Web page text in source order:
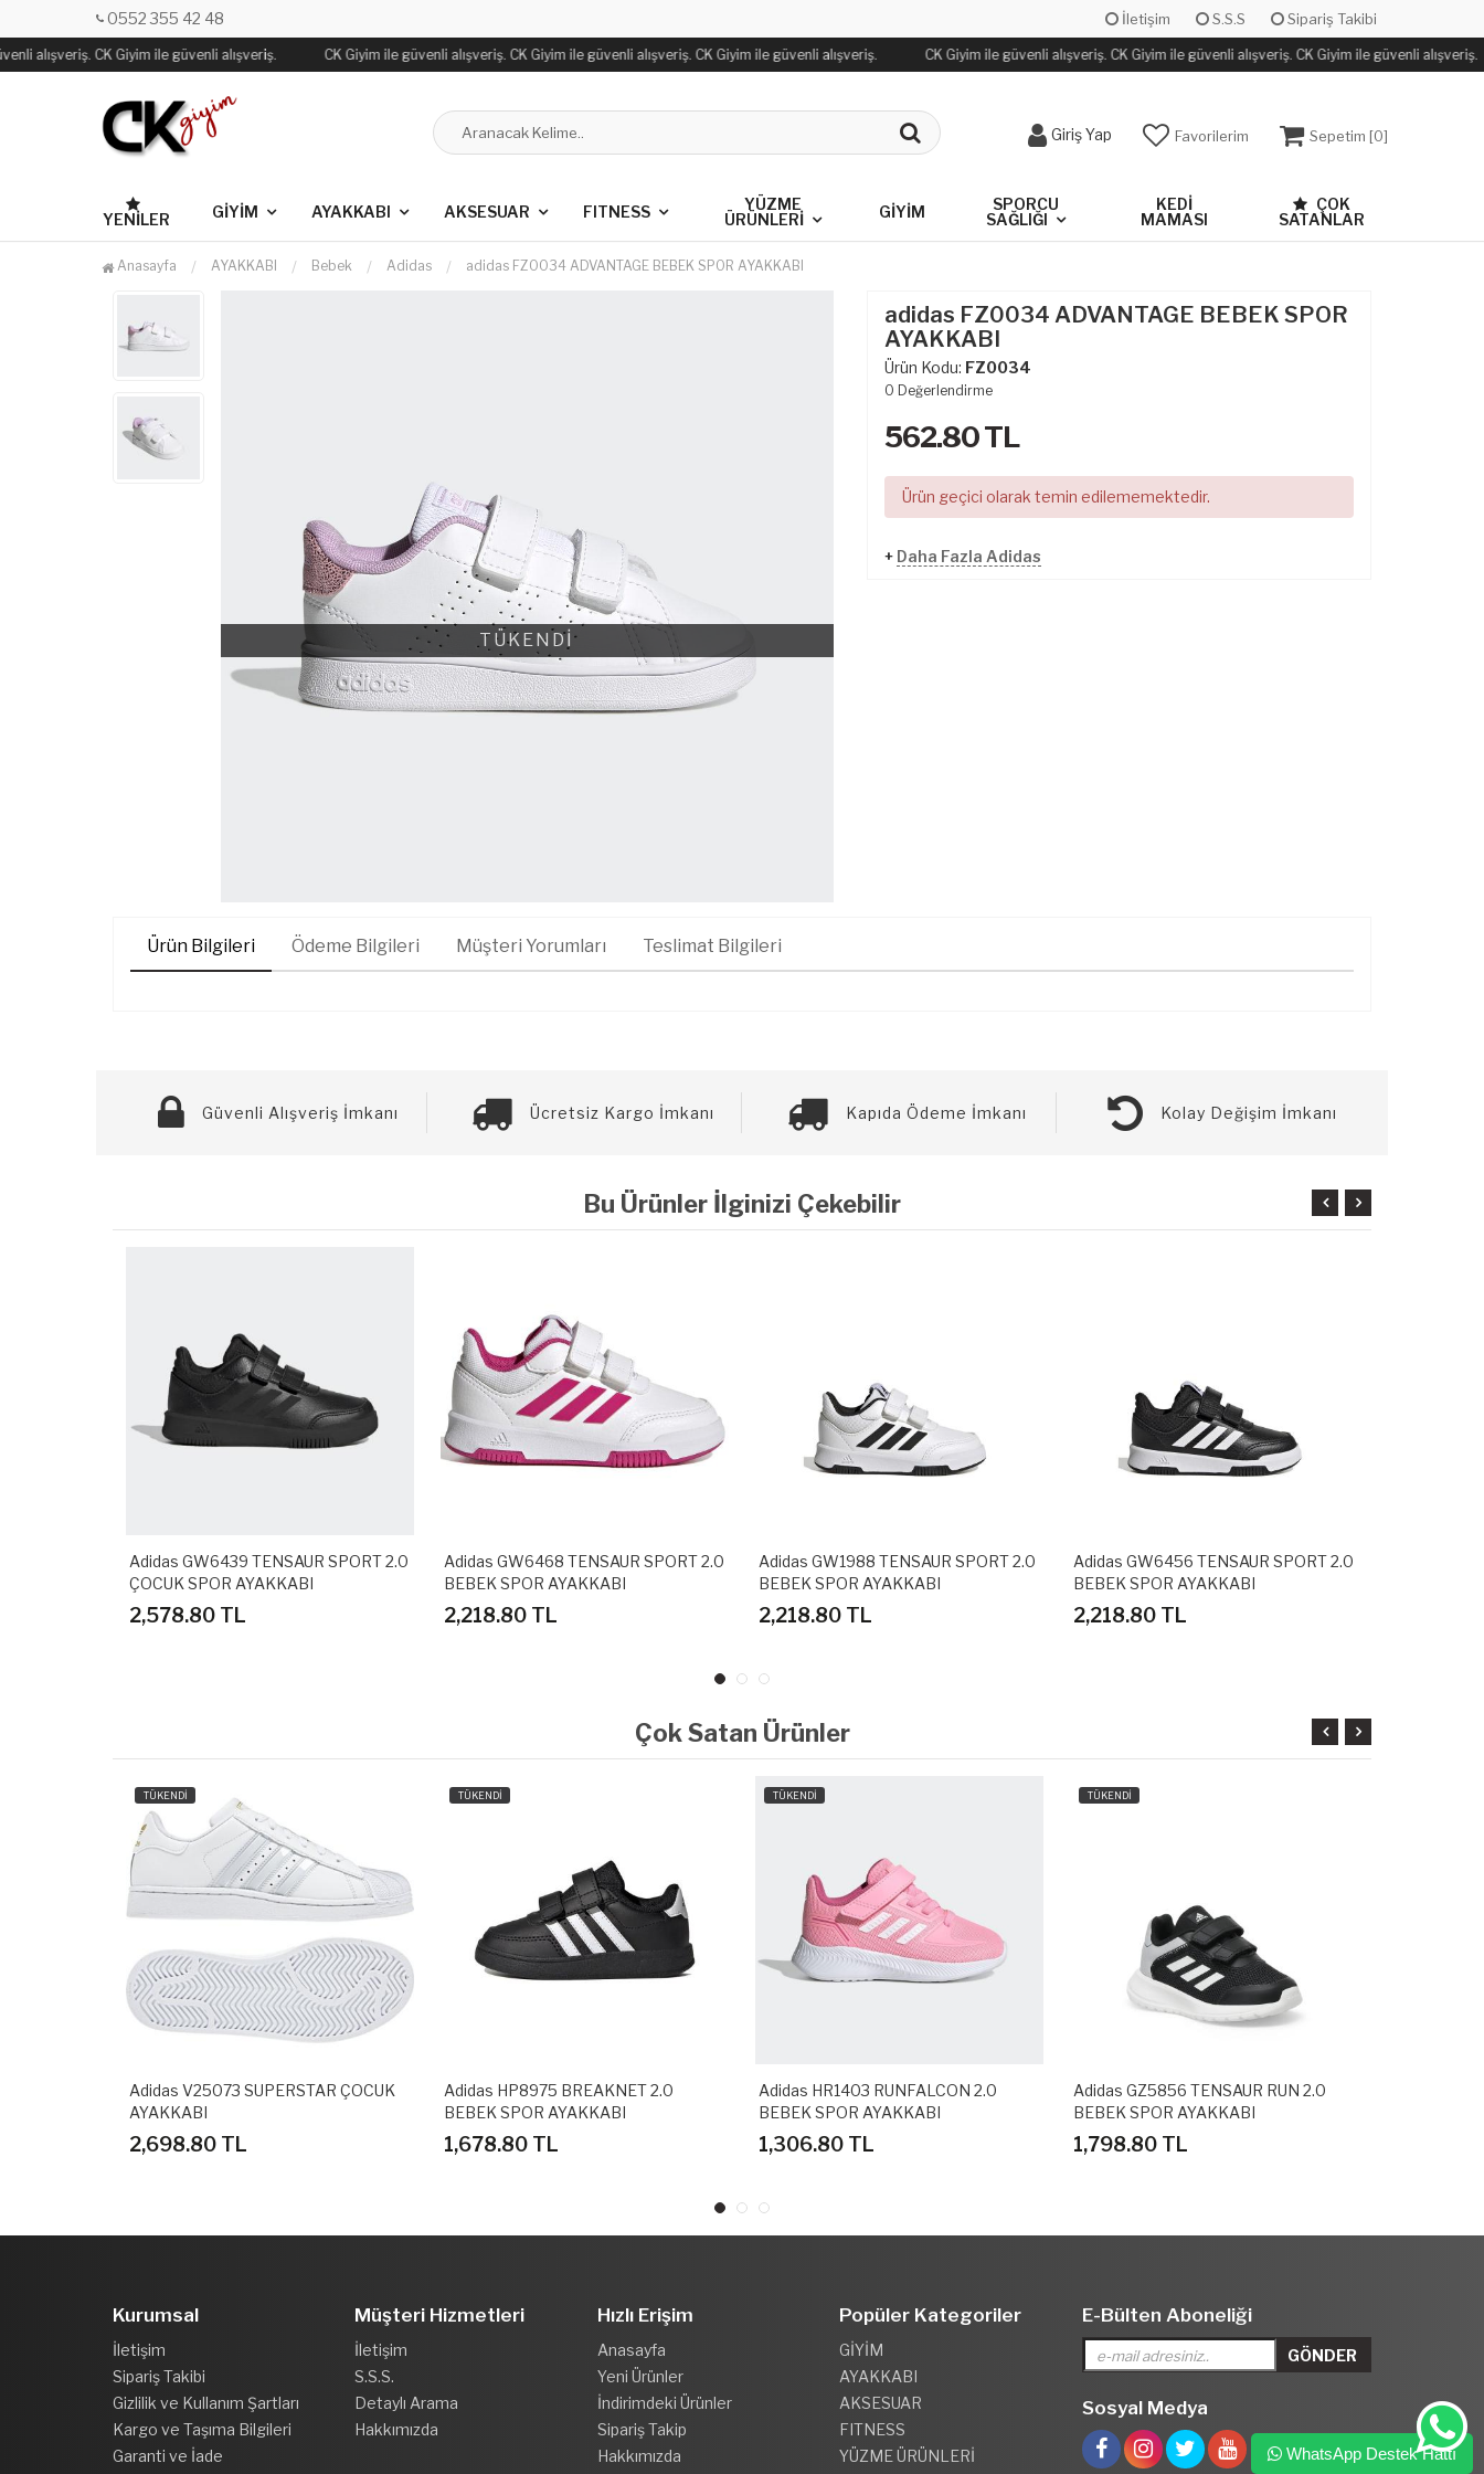
0552 355 42 48 İletişim S.S.S Sipariş Takibi
alışveriş. CK Giyim ile güvenli alışveriş. CK Giyim ile güvenli alışveriş. CK Giyim ile güvenli alışveriş. CK Giyim ile güvenli alışveriş. CK Giyim ile güvenli alışveriş. CK Giyim ile güvenli alışveriş. CK Giyim ile güvenli alışveriş.
Giriş Yap Favorilerim Sepetim [0]
YENILER GİYİM AYAKKABI AKSESUAR FITNESS
YÜZME
ÜRÜNLERİ
GİYİM
SPORCU
SAĞLIĞI
KEDİ
MAMASI
ÇOK
SATANLAR
Anasayfa AYAKKABI Bebek Adidas adidas FZ0034 ADVANTAGE BEBEK SPOR AYAKKABI
TÜKENDİ
adidas FZ0034 ADVANTAGE BEBEK SPOR
AYAKKABI
Ürün Kodu: FZ0034
0 Değerlendirme
562.80TL
Ürün geçici olarak temin edilememektedir.
+ Daha Fazla Adidas
Ürün Bilgileri Ödeme Bilgileri Müşteri Yorumları Teslimat Bilgileri
Güvenli Alışveriş İmkanı Ücretsiz Kargo İmkanı Kapıda Ödeme İmkanı Kolay Değişim İmkanı
Bu Ürünler İlginizi Çekebilir
Adidas GW6439 TENSAUR SPORT 2.0
ÇOCUK SPOR AYAKKABI
2,578.80 TL
Adidas GW6468 TENSAUR SPORT 2.0
BEBEK SPOR AYAKKABI
2,218.80 TL
Adidas GW1988 TENSAUR SPORT 2.0
BEBEK SPOR AYAKKABI
2,218.80 TL
Adidas GW6456 TENSAUR SPORT 2.0
BEBEK SPOR AYAKKABI
2,218.80 TL
Çok Satan Ürünler
TÜKENDİ
Adidas V25073 SUPERSTAR ÇOCUK
AYAKKABI
2,698.80 TL
TÜKENDİ
Adidas HP8975 BREAKNET 2.0
BEBEK SPOR AYAKKABI
1,678.80 TL
TÜKENDİ
Adidas HR1403 RUNFALCON 2.0
BEBEK SPOR AYAKKABI
1,306.80 TL
TÜKENDİ
Adidas GZ5856 TENSAUR RUN 2.0
BEBEK SPOR AYAKKABI
1,798.80 TL
Kurumsal
İletişim
Sipariş Takibi
Gizlilik ve Kullanım Şartları
Kargo ve Taşıma Bilgileri
Garanti ve İade
Müşteri Hizmetleri
İletişim
S.S.S.
Detaylı Arama
Hakkımızda
Hızlı Erişim
Anasayfa
Yeni Ürünler
İndirimdeki Ürünler
Sipariş Takip
Hakkımızda
Popüler Kategoriler
GİYİM
AYAKKABI
AKSESUAR
FITNESS
YÜZME ÜRÜNLERİ
E-Bülten Aboneliği
Sosyal Medya
WhatsApp Destek Hattı